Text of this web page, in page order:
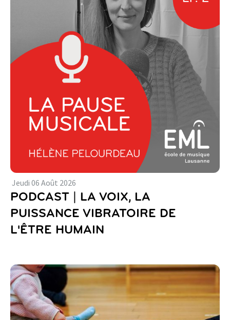
Jeudi 06 Août 2026
PODCAST | LA VOIX, LA
PUISSANCE VIBRATOIRE DE
L'ÊTRE HUMAIN